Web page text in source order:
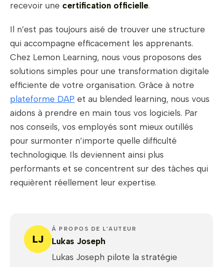
recevoir une certification officielle.
Il n’est pas toujours aisé de trouver une structure
qui accompagne efficacement les apprenants.
Chez Lemon Learning, nous vous proposons des
solutions simples pour une transformation digitale
efficiente de votre organisation. Grâce à notre
plateforme DAP et au blended learning, nous vous
aidons à prendre en main tous vos logiciels. Par
nos conseils, vos employés sont mieux outillés
pour surmonter n’importe quelle difficulté
technologique. Ils deviennent ainsi plus
performants et se concentrent sur des tâches qui
requièrent réellement leur expertise.
LJ
À PROPOS DE L’AUTEUR
Lukas Joseph
Lukas Joseph pilote la stratégie